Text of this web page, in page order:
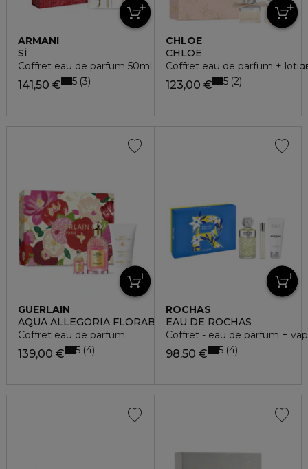
ARMANI
SÌ
Coffret eau de parfum 50ml + vaporisateur voyage eau de
141,50 € 5 3
CHLOE
CHLOE
Coffret eau de parfum +
123,00 € 5 2
GUERLAIN
AQUA ALLEGORIA FLORABLOOM FORTE
Coffret eau de parfum
139,00 € 5 4
ROCHAS
EAU DE ROCHAS
Coffret - eau de parfum +
98,50 € 5 4